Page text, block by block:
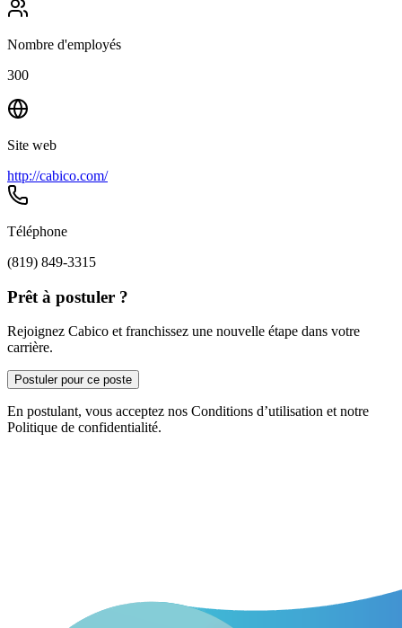
Nombre d'employés
300
Site web
http://cabico.com/
Téléphone
(819) 849-3315
Prêt à postuler ?
Rejoignez Cabico et franchissez une nouvelle étape dans votre
carrière.
Postuler pour ce poste
En postulant, vous acceptez nos Conditions d’utilisation et notre
Politique de confidentialité.